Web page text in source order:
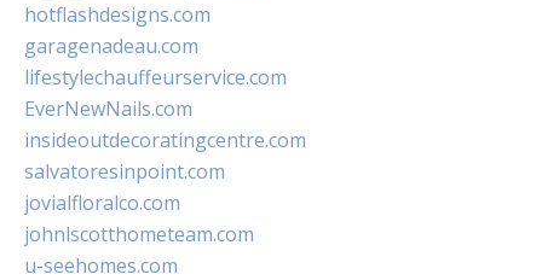
hotflashdesigns.com
garagenadeau.com
lifestylechauffeurservice.com
EverNewNails.com
insideoutdecoratingcentre.com
salvatoresinpoint.com
jovialfloralco.com
johnlscotthometeam.com
u-seehomes.com